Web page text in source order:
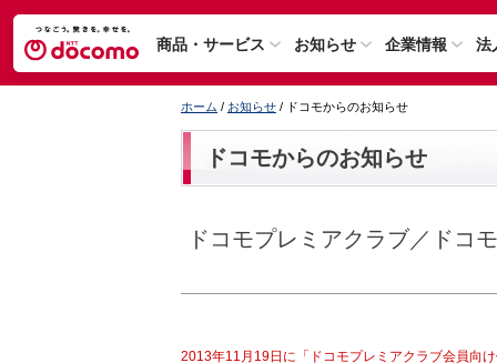
商品・サービス お知らせ 企業情報 法
ホーム / お知らせ / ドコモからのお知らせ
ドコモからのお知らせ
ドコモプレミアクラブ／ドコ
2013年11月19日に「ドコモプレミアクラブ会員向